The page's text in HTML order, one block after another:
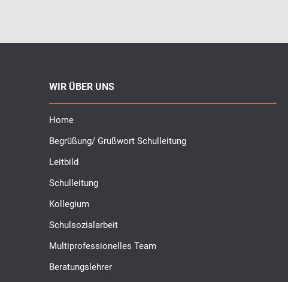
WIR ÜBER UNS
Home
Begrüßung/ Grußwort Schulleitung
Leitbild
Schulleitung
Kollegium
Schulsozialarbeit
Multiprofessionelles Team
Beratungslehrer